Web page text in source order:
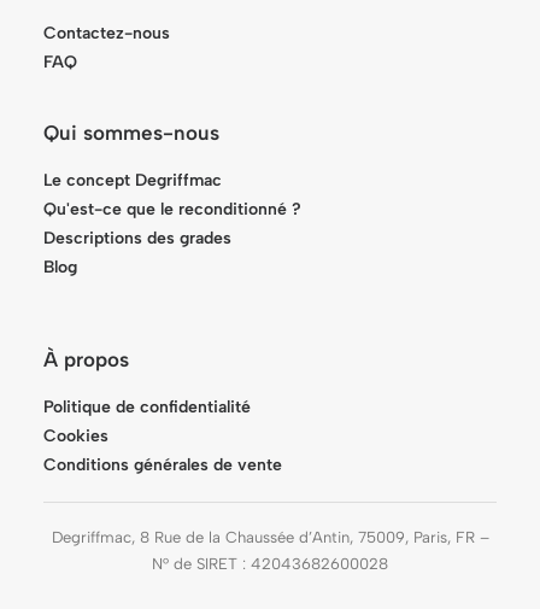
Contactez-nous
FAQ
Qui sommes-nous
Le concept Degriffmac
Qu'est-ce que le reconditionné ?
Descriptions des grades
Blog
À propos
Politique de confidentialité
Cookies
Conditions générales de vente
Degriffmac, 8 Rue de la Chaussée d’Antin, 75009, Paris, FR –
N° de SIRET : 42043682600028